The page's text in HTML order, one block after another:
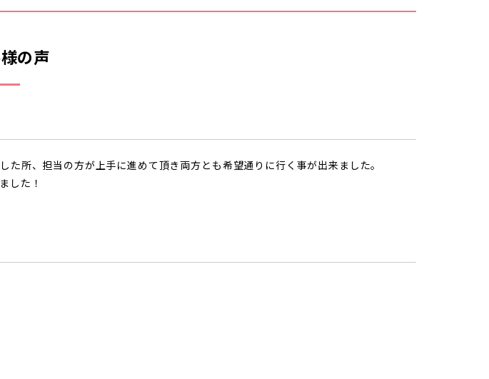
の声
所、担当の方が上手に進めて頂き両方とも希望通りに行く事が出来ました。
した！